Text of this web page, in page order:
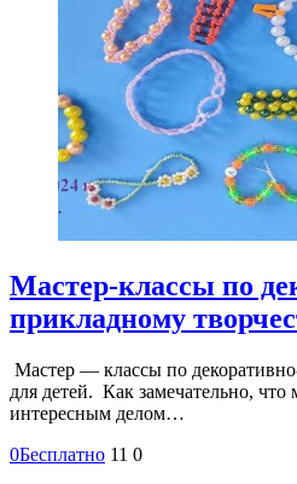
Мастер-классы по
прикладному
Мастер — классы по
для детей. Как замечательно, что
интересным делом…
0Бесплатно 11 0